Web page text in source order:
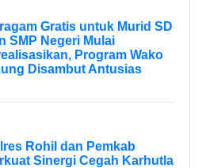
Gratis untuk Murid SD
SMP Negeri Mulai
Program Wako
Disambut Antusias
Rohil dan Pemkab
Sinergi Cegah Karhutla